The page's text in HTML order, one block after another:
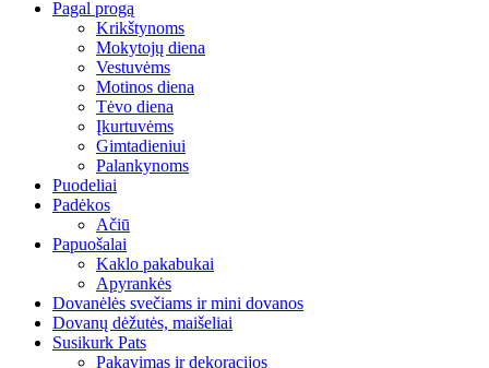
Pagal progą
Krikštynoms
Mokytojų diena
Vestuvėms
Motinos diena
Tėvo diena
Įkurtuvėms
Gimtadieniui
Palankynoms
Puodeliai
Padėkos
Ačiū
Papuošalai
Kaklo pakabukai
Apyrankės
Dovanėlės svečiams ir mini dovanos
Dovanų dėžutės, maišeliai
Susikurk Pats
Pakavimas ir dekoracijos